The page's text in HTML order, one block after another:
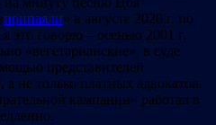
припаяли» в августе 2020 г. по
это говорю – осенью 2001 г.
«вегетарианские», в суде
представителей
не только платных адвокатов.
кампании» работал в